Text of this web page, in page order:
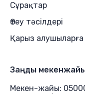
Сұрақтар
Өтеу тәсілдері
Қарыз алушыларға
Заңды
Мекен-жайы: